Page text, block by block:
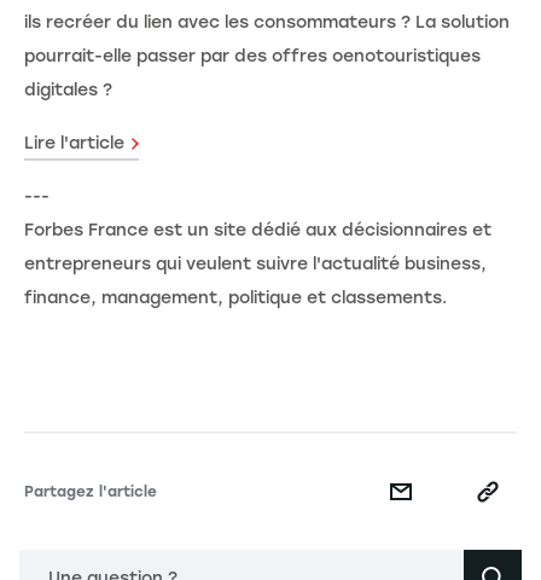
ils recréer du lien avec les consommateurs ? La solution
pourrait-elle passer par des offres oenotouristiques
digitales ?
Lire l'article
---
Forbes France est un site dédié aux décisionnaires et
entrepreneurs qui veulent suivre l'actualité business,
finance, management, politique et classements.
Partagez l'article